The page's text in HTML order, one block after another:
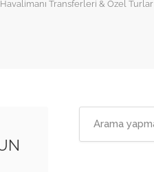
Transferleri & Özel Turlar